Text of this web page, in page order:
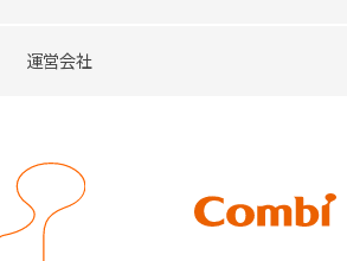
運営会社